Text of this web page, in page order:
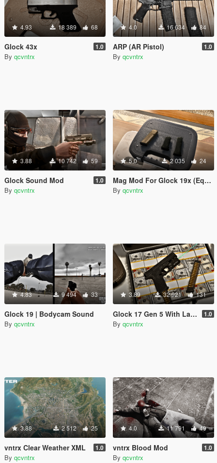
4.93 18 389 68
Glock 43x 1.0
By qcvntrx
4.0 16 634 84
ARP (AR Pistol) 1.0
By qcvntrx
3.88 10 742 59
Glock Sound Mod 1.0
By qcvntrx
5.0 2 035 24
Mag Mod For Glock 19x (Equinox407)
By qcvntrx
4.83 9 494 33
Glock 19 | Bodycam Sound
By qcvntrx
3.89 32 921 131
Glock 17 Gen 5 With Laser 1.0
By qcvntrx
3.88 2 512 25
vntrx Clear Weather XML 1.0
By qcvntrx
4.0 11 791 49
vntrx Blood Mod 1.0
By qcvntrx